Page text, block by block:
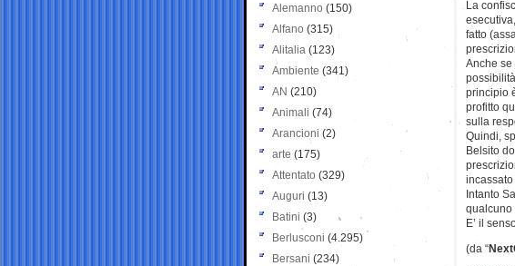
La
fatto
Anche
principio
profitto
sulla
Quindi,
Belsito
Intanto
qualcuno
E’ il
(da “
Alemanno (150)
Alfano (315)
Alitalia (123)
Ambiente (341)
AN (210)
Animali (74)
Arancioni (2)
arte (175)
Attentato (329)
Auguri (13)
Batini (3)
Berlusconi (4.295)
Bersani (234)